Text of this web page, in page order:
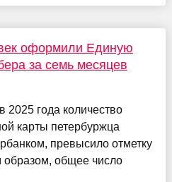
оформили Единую
за семь месяцев
года количество
карты петербуржца
превысило отметку
образом, общее число